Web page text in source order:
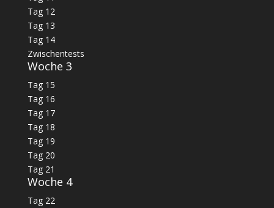
Tag 12
Tag 13
Tag 14
Zwischentests
Woche 3
Tag 15
Tag 16
Tag 17
Tag 18
Tag 19
Tag 20
Tag 21
Woche 4
Tag 22